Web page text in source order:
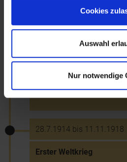
Cookies
Auswahl
Nur notwendige
Ultimatum Österreich-
25.7.1914
Teilmobilmachung
Österreich-Ungarns
28.7.1914 bis 11.11.1918
Erster Weltkrieg